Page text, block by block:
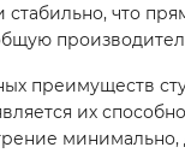
стабильно, что
преимуществ
их